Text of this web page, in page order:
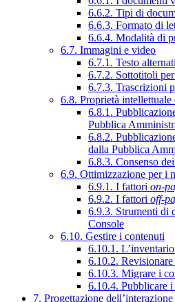
6.6.2. Tipi di
6.6.3. Formato di
6.6.4. Modalità di
6.7. Immagini e video
6.7.1. Testo
6.7.2. Sottotitoli
6.7.3. Trascrizioni
6.8. Proprietà intellettuale
6.8.1.
Pubblica
6.8.2.
dalla Pubblica
6.8.3. Consenso
6.9. Ottimizzazione per i
6.9.1. I fattori on-
6.9.2. I fattori off-
6.9.3. Strumenti di
Console
6.10. Gestire i contenuti
6.10.1.
6.10.2.
6.10.3. Migrare i
6.10.4. Pubblicare
7. Progettazione dell’interazione